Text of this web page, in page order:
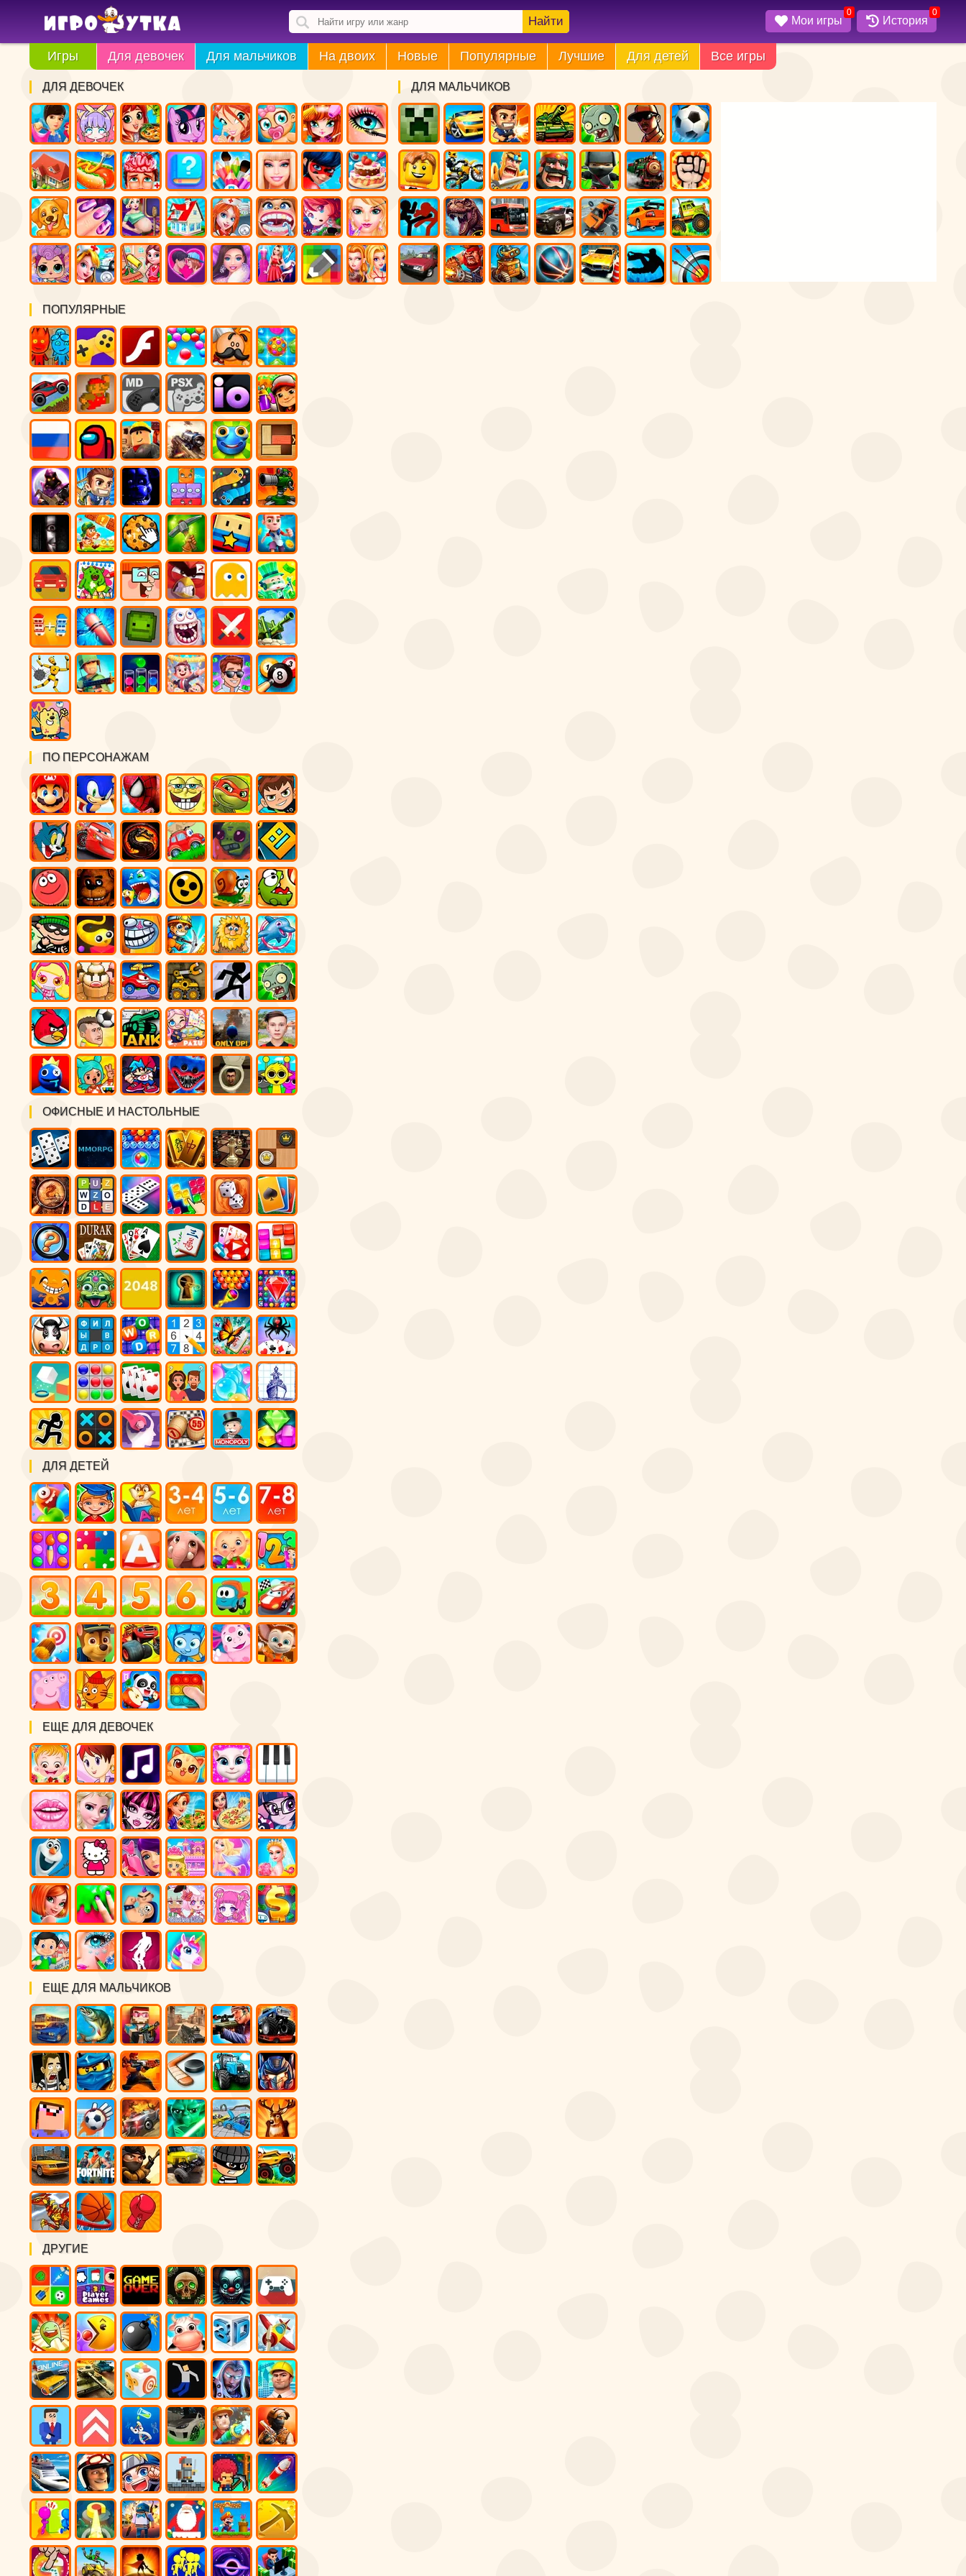
Найти Мои игры
0
История
0
Игры Для девочек Для мальчиков На двоих Новые Популярные Лучшие Для детей Все игры
ДЛЯ МАЛЬЧИКОВ
ДЛЯ ДЕВОЧЕК
ПОПУЛЯРНЫЕ
ПО ПЕРСОНАЖАМ
ОФИСНЫЕ И НАСТОЛЬНЫЕ
ДЛЯ ДЕТЕЙ
ЕЩЕ ДЛЯ ДЕВОЧЕК
ЕЩЕ ДЛЯ МАЛЬЧИКОВ
ДРУГИЕ